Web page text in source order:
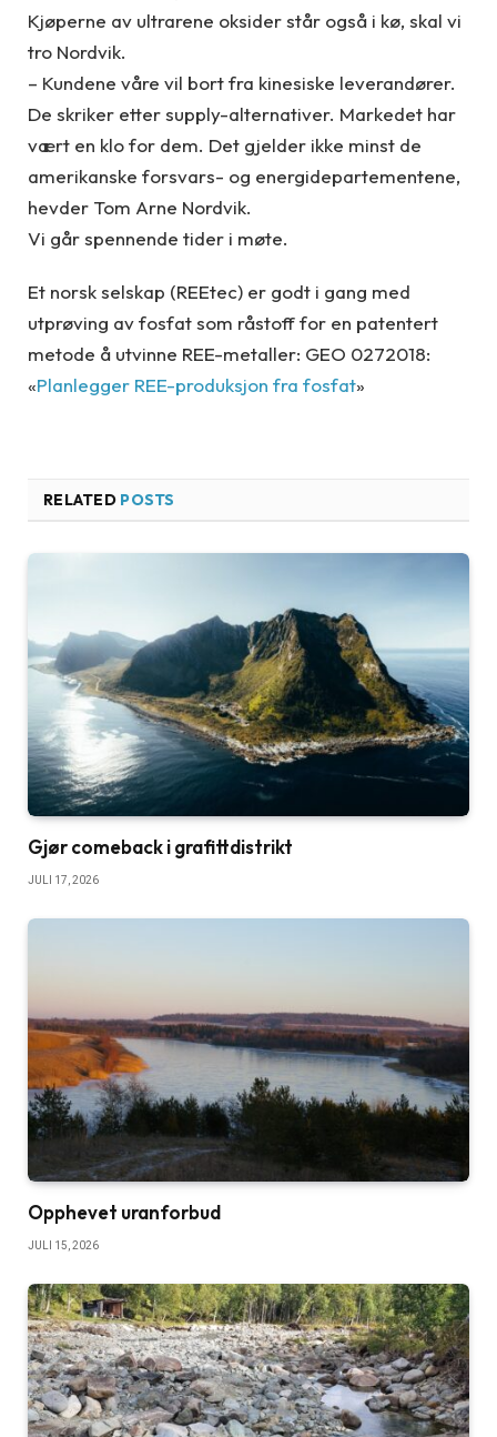
Kjøperne av ultrarene oksider står også i kø, skal vi
tro Nordvik.
– Kundene våre vil bort fra kinesiske leverandører.
De skriker etter supply-alternativer. Markedet har
vært en klo for dem. Det gjelder ikke minst de
amerikanske forsvars- og energidepartementene,
hevder Tom Arne Nordvik.
Vi går spennende tider i møte.
Et norsk selskap (REEtec) er godt i gang med
utprøving av fosfat som råstoff for en patentert
metode å utvinne REE-metaller: GEO 0272018:
«Planlegger REE-produksjon fra fosfat»
RELATED POSTS
Gjør comeback i grafittdistrikt
JULI 17, 2026
Opphevet uranforbud
JULI 15, 2026